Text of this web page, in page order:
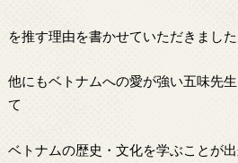
を推す理由を書かせていただきました
他にもベトナムへの愛が強い五味先
て
ベトナムの歴史・文化を学ぶことが出